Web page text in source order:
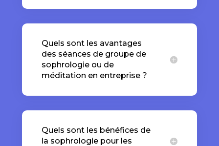
Quels sont les avantages
des séances de groupe de
sophrologie ou de
méditation en entreprise ?
Quels sont les bénéfices de
la sophrologie pour les